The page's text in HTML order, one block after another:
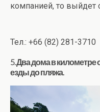
компанией, то
Тел.: +66 (82) 281-3710
5. Два дома в километре
езды до пляжа.